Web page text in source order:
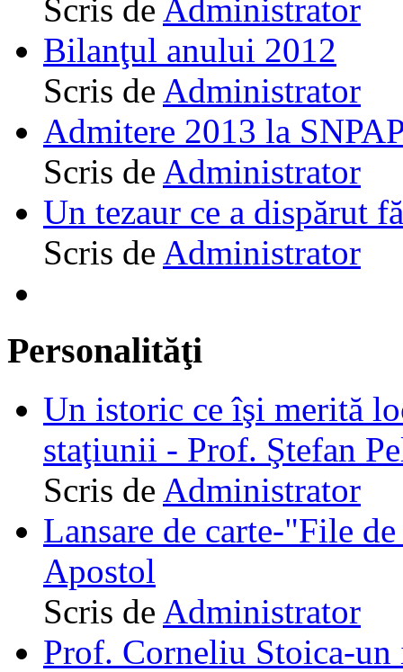
Scris de Administrator
Bilanţul anului 2012
Scris de Administrator
Admitere 2013 la
Scris de Administrator
Un tezaur ce a dispărut
Scris de Administrator
Personalităţi
Un istoric ce îşi merită
staţiunii - Prof. Ştefan
Scris de Administrator
Lansare de carte-"File
Apostol
Scris de Administrator
Prof. Corneliu Stoica-